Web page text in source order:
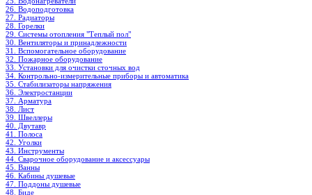
26. Водоподготовка
27. Радиаторы
28. Горелки
29. Системы отопления "Теплый пол"
30. Вентиляторы и принадлежности
31. Вспомогательное оборудование
32. Пожарное оборудование
33. Установки для очистки сточных вод
34. Контрольно-измерительные приборы и автоматика
35. Стабилизаторы напряжения
36. Электростанции
37. Арматура
38. Лист
39. Швеллеры
40. Двутавр
41. Полоса
42. Уголки
43. Инструменты
44. Сварочное оборудование и аксессуары
45. Ванны
46. Кабины душевые
47. Поддоны душевые
48. Биде